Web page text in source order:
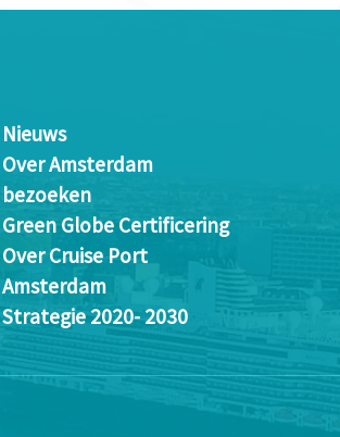
Nieuws
Over Amsterdam
bezoeken
Green Globe Certificering
Over Cruise Port
Amsterdam
Strategie 2020- 2030